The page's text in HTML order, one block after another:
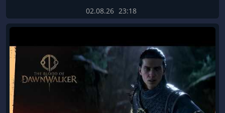
02.08.26 23:18